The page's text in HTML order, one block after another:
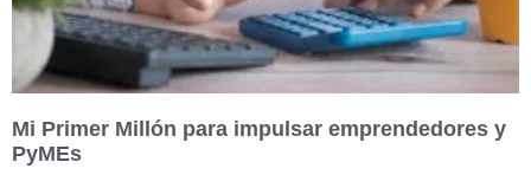
Mi Primer Millón para impulsar emprendedores y
PyMEs